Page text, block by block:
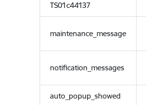
TS01c44137
maintenance_message
notification_messages
auto_popup_showed